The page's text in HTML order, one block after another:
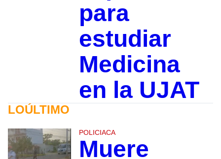
para
estudiar
Medicina
en la UJAT
LOÚLTIMO
POLICIACA
Muere